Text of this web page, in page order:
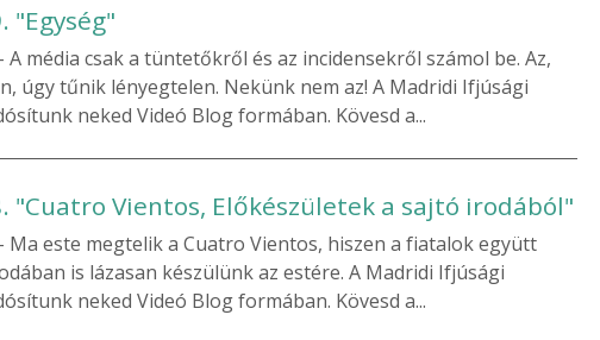
"Egység"
A média csak a tüntetőkről és az incidensekről számol be. Az,
úgy tűnik lényegtelen. Nekünk nem az! A Madridi Ifjúsági
neked Videó Blog formában. Kövesd a...
"Cuatro Vientos, Előkészületek a sajtó irodából"
- Ma este megtelik a Cuatro Vientos, hiszen a fiatalok együtt
is lázasan készülünk az estére. A Madridi Ifjúsági
neked Videó Blog formában. Kövesd a...